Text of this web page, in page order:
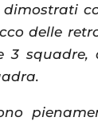
dimostrati
delle
3